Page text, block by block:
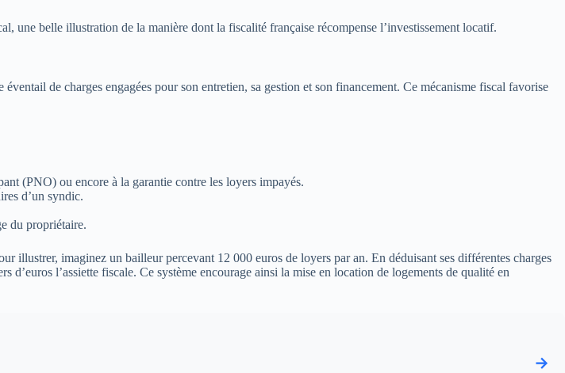
une belle illustration de la manière dont la fiscalité française récompense l’investissement locatif.
de charges engagées pour son entretien, sa gestion et son financement. Ce mécanisme fiscal favorise
(PNO) ou encore à la garantie contre les loyers impayés.
d’un syndic.
du propriétaire.
illustrer, imaginez un bailleur percevant 12 000 euros de loyers par an. En déduisant ses différentes charges
l’assiette fiscale. Ce système encourage ainsi la mise en location de logements de qualité en
→